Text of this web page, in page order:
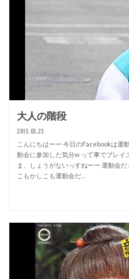
大人の階段
2015.05.23
こんにちはーー 今日のFacebookは運
動会に参加した気分w って事でブレイ
ま、しょうがないっすねーー 運動会
こもかしこも運動会だ…